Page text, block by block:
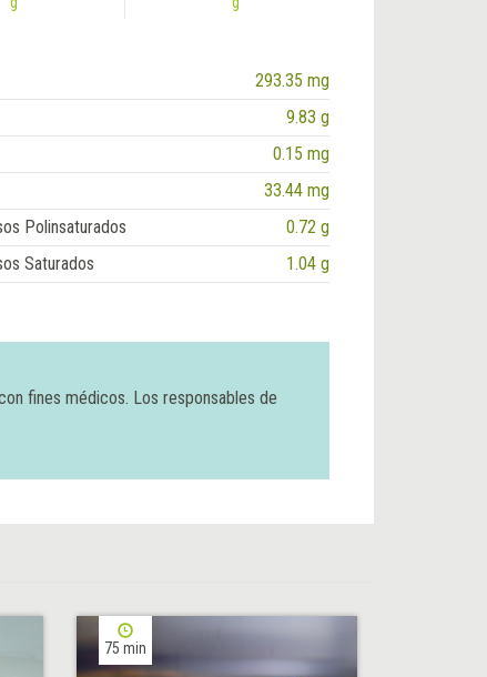
293.35 mg
9.83 g
0.15 mg
33.44 mg
Polinsaturados
0.72 g
Saturados
1.04 g
fines médicos. Los responsables de
75 min